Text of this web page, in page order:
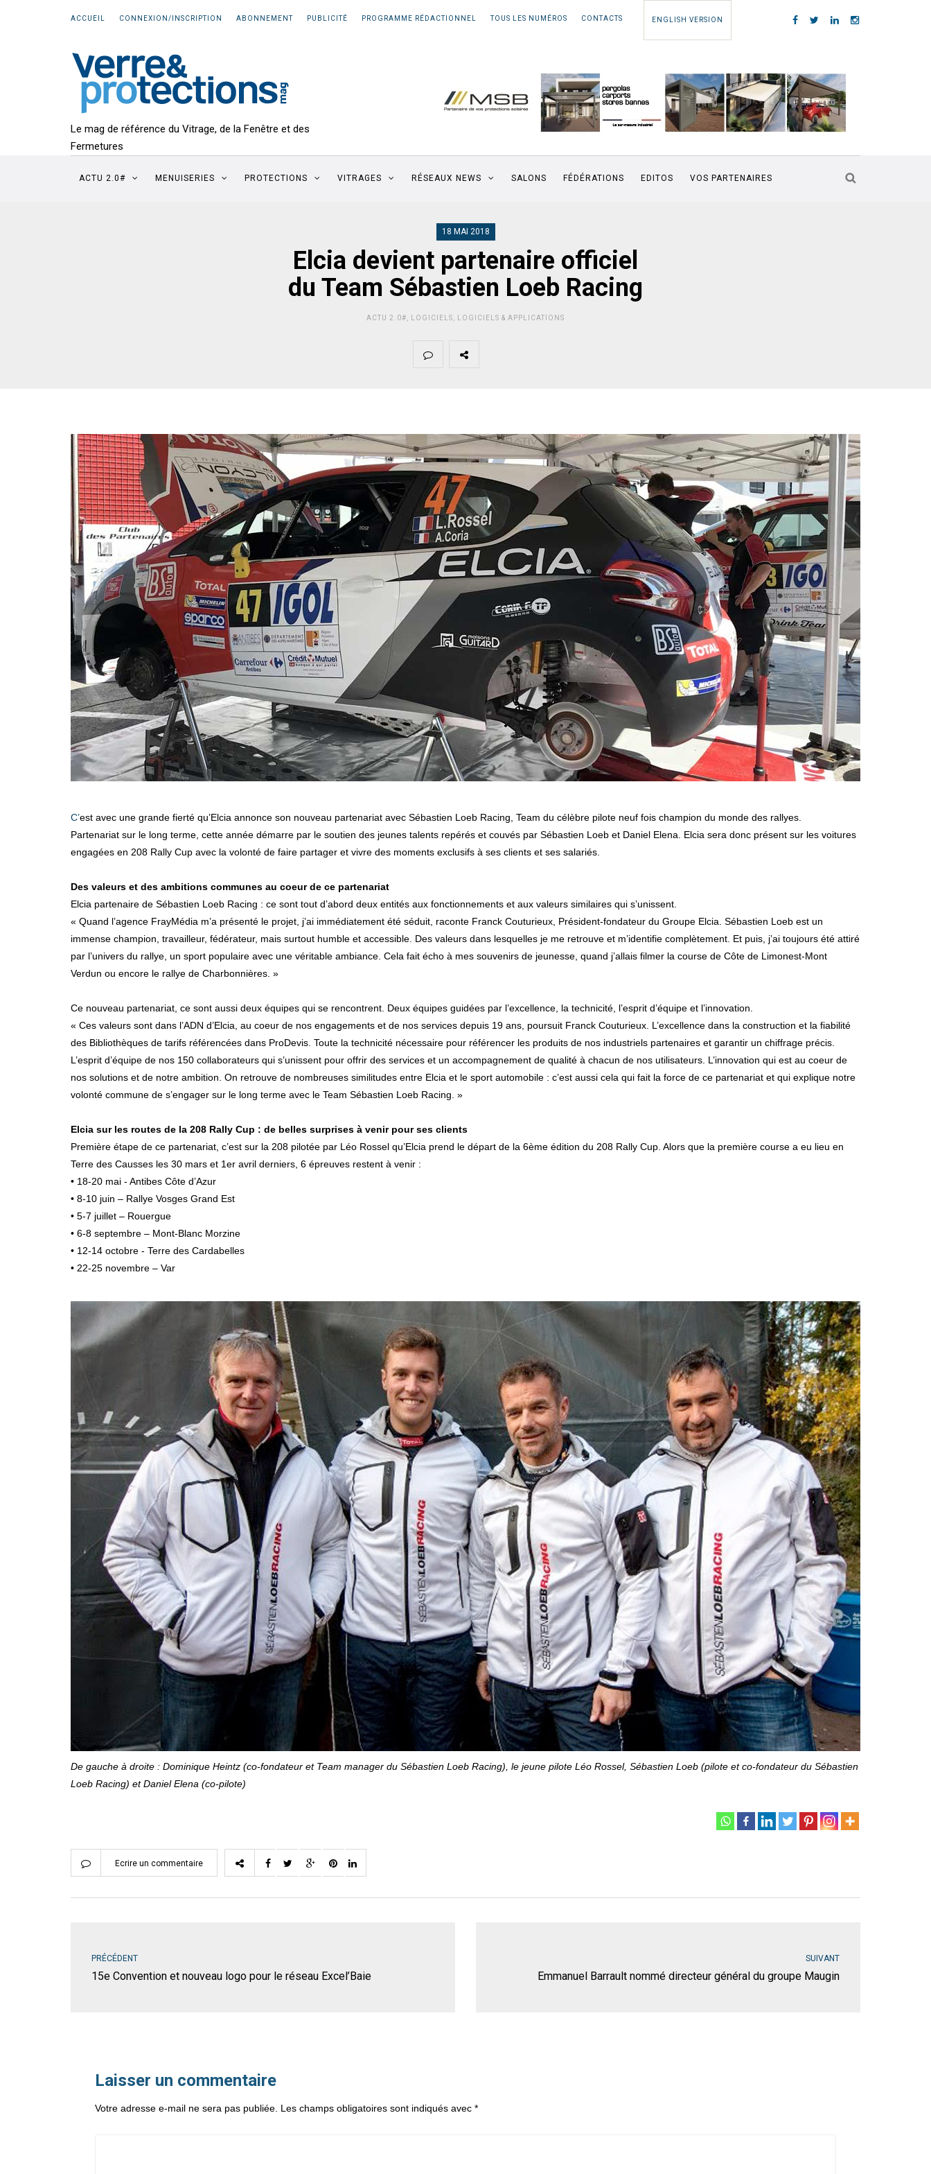
ACCUEIL CONNEXION/INSCRIPTION ABONNEMENT PUBLICITÉ PROGRAMME RÉDACTIONNEL TOUS LES NUMÉROS CONTACTS ENGLISH VERSION
Le mag de référence du Vitrage, de la Fenêtre et des
Fermetures
ACTU 2.0# MENUISERIES PROTECTIONS VITRAGES RÉSEAUX NEWS SALONS FÉDÉRATIONS EDITOS VOS PARTENAIRES
18 MAI 2018
Elcia devient partenaire officiel
du Team Sébastien Loeb Racing
ACTU 2.0# LOGICIELS LOGICIELS & APPLICATIONS
C’est avec une grande fierté qu’Elcia annonce son nouveau partenariat avec Sébastien Loeb Racing, Team du célèbre pilote neuf fois champion du monde des rallyes.
Partenariat sur le long terme, cette année démarre par le soutien des jeunes talents repérés et couvés par Sébastien Loeb et Daniel Elena. Elcia sera donc présent sur les voitures
engagées en 208 Rally Cup avec la volonté de faire partager et vivre des moments exclusifs à ses clients et ses salariés.
Des valeurs et des ambitions communes au coeur de ce partenariat
Elcia partenaire de Sébastien Loeb Racing : ce sont tout d’abord deux entités aux fonctionnements et aux valeurs similaires qui s’unissent.
« Quand l’agence FrayMédia m’a présenté le projet, j’ai immédiatement été séduit, raconte Franck Couturieux, Président-fondateur du Groupe Elcia. Sébastien Loeb est un
immense champion, travailleur, fédérateur, mais surtout humble et accessible. Des valeurs dans lesquelles je me retrouve et m’identifie complètement. Et puis, j’ai toujours été attiré
par l’univers du rallye, un sport populaire avec une véritable ambiance. Cela fait écho à mes souvenirs de jeunesse, quand j’allais filmer la course de Côte de Limonest-Mont
Verdun ou encore le rallye de Charbonnières. »
Ce nouveau partenariat, ce sont aussi deux équipes qui se rencontrent. Deux équipes guidées par l’excellence, la technicité, l’esprit d’équipe et l’innovation.
« Ces valeurs sont dans l’ADN d’Elcia, au coeur de nos engagements et de nos services depuis 19 ans, poursuit Franck Couturieux. L’excellence dans la construction et la fiabilité
des Bibliothèques de tarifs référencées dans ProDevis. Toute la technicité nécessaire pour référencer les produits de nos industriels partenaires et garantir un chiffrage précis.
L’esprit d’équipe de nos 150 collaborateurs qui s’unissent pour offrir des services et un accompagnement de qualité à chacun de nos utilisateurs. L’innovation qui est au coeur de
nos solutions et de notre ambition. On retrouve de nombreuses similitudes entre Elcia et le sport automobile : c’est aussi cela qui fait la force de ce partenariat et qui explique notre
volonté commune de s’engager sur le long terme avec le Team Sébastien Loeb Racing. »
Elcia sur les routes de la 208 Rally Cup : de belles surprises à venir pour ses clients
Première étape de ce partenariat, c’est sur la 208 pilotée par Léo Rossel qu’Elcia prend le départ de la 6ème édition du 208 Rally Cup. Alors que la première course a eu lieu en
Terre des Causses les 30 mars et 1er avril derniers, 6 épreuves restent à venir :
• 18-20 mai - Antibes Côte d’Azur
• 8-10 juin – Rallye Vosges Grand Est
• 5-7 juillet – Rouergue
• 6-8 septembre – Mont-Blanc Morzine
• 12-14 octobre - Terre des Cardabelles
• 22-25 novembre – Var
De gauche à droite : Dominique Heintz (co-fondateur et Team manager du Sébastien Loeb Racing), le jeune pilote Léo Rossel, Sébastien Loeb (pilote et co-fondateur du Sébastien
Loeb Racing) et Daniel Elena (co-pilote)
Ecrire un commentaire
PRÉCÉDENT
15e Convention et nouveau logo pour le réseau Excel’Baie
SUIVANT
Emmanuel Barrault nommé directeur général du groupe Maugin
Laisser un commentaire
Votre adresse e-mail ne sera pas publiée. Les champs obligatoires sont indiqués avec *